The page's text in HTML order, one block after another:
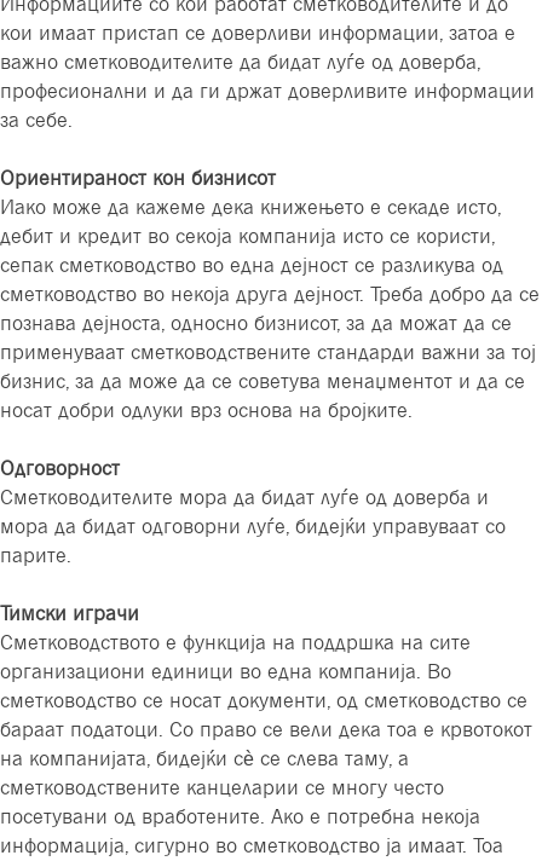
кои имаат пристап се доверливи информации, затоа е
важно сметководителите да бидат луѓе од доверба,
професионални и да ги држат доверливите информации
за себе.
Ориентираност кон бизнисот
Иако може да кажеме дека книжењето е секаде исто,
дебит и кредит во секоја компанија исто се користи,
сепак сметководство во една дејност се разликува од
сметководство во некоја друга дејност. Треба добро да се
познава дејноста, односно бизнисот, за да можат да се
применуваат сметководствените стандарди важни за тој
бизнис, за да може да се советува менаџментот и да се
носат добри одлуки врз основа на бројките.
Одговорност
Сметководителите мора да бидат луѓе од доверба и
мора да бидат одговорни луѓе, бидејќи управуваат со
парите.
Тимски играчи
Сметководството е функција на поддршка на сите
организациони единици во една компанија. Во
сметководство се носат документи, од сметководство се
бараат податоци. Со право се вели дека тоа е крвотокот
на компанијата, бидејќи сè се слева таму, а
сметководствените канцеларии се многу често
посетувани од вработените. Ако е потребна некоја
информација, сигурно во сметководство ја имаат. Тоа